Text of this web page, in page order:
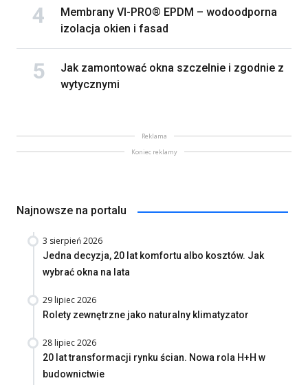
Membrany VI-PRO® EPDM – wodoodporna
izolacja okien i fasad
Jak zamontować okna szczelnie i zgodnie z
wytycznymi
Reklama
Koniec reklamy
Najnowsze na portalu
3 sierpień 2026
Jedna decyzja, 20 lat komfortu albo kosztów. Jak
wybrać okna na lata
29 lipiec 2026
Rolety zewnętrzne jako naturalny klimatyzator
28 lipiec 2026
20 lat transformacji rynku ścian. Nowa rola H+H w
budownictwie